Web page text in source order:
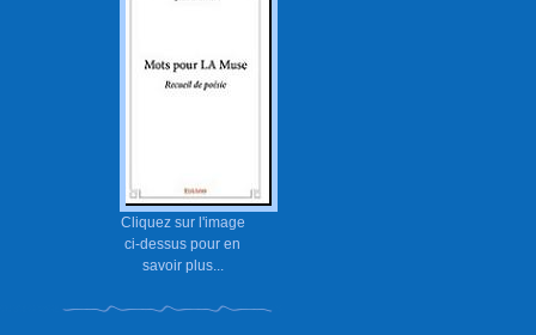
Cliquez sur l'image
ci-dessus pour en
savoir plus...